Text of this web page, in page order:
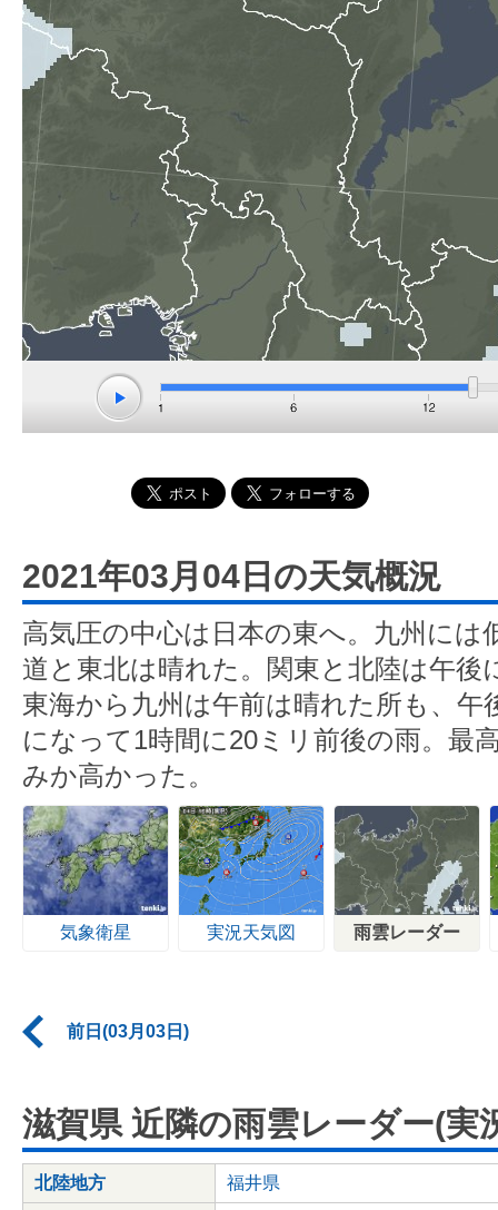
2021年03月04日の天気概況
高気圧の中心は日本の東へ。九州には
道と東北は晴れた。関東と北陸は午後
東海から九州は午前は晴れた所も、午
になって1時間に20ミリ前後の雨。最
みか高かった。
気象衛星 実況天気図 雨雲レーダー
前日(03月03日)
滋賀県 近隣の雨雲レーダー(実
北陸地方 福井県